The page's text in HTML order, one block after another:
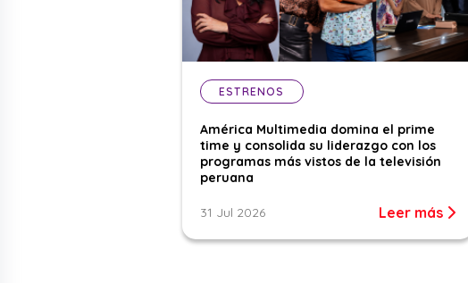
ESTRENOS
América Multimedia domina el prime
time y consolida su liderazgo con los
programas más vistos de la televisión
peruana
31 Jul 2026 Leer más